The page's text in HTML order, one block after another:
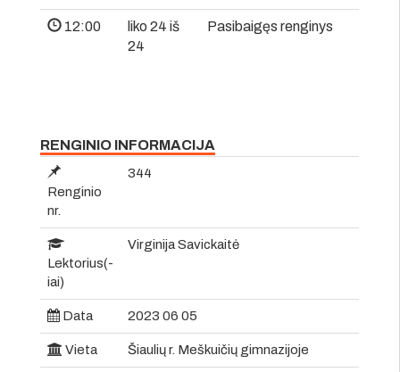
12:00
liko 24 iš
24
Pasibaigęs renginys
RENGINIO INFORMACIJA
Renginio
nr.
344
Lektorius(-
iai)
Virginija Savickaitė
Data 2023 06 05
Vieta Šiaulių r. Meškuičių gimnazijoje